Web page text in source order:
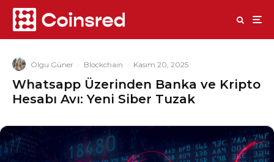
Olgu Güner · Blockchain · Kasım 20, 2025
Whatsapp Üzerinden Banka ve Kripto
Hesabı Avı: Yeni Siber Tuzak